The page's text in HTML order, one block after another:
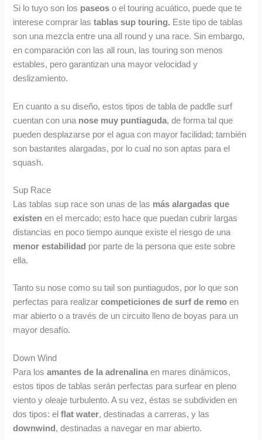
Si lo tuyo son los paseos o el touring acuático, puede que te
interese comprar lastablas sup touring. Este tipo de tablas
son una mezcla entre una all round y una race. Sin embargo,
en comparación con las all roun, las touring son menos
estables, pero garantizan una mayor velocidad y
deslizamiento.
En cuanto a su diseño, estos tipos de tabla de paddle surf
cuentan con una nose muy puntiaguda, de forma tal que
pueden desplazarse por el agua con mayor facilidad; también
son bastantes alargadas, por lo cual no son aptas para el
squash.
Sup Race
Las tablas sup race son unas de las más alargadas que
existen en el mercado; esto hace que puedan cubrir largas
distancias en poco tiempo aunque existe el riesgo de una
menor estabilidad por parte de la persona que este sobre
ella.
Tanto su nose como su tail son puntiagudos, por lo que son
perfectas para realizar competiciones de surf de remo en
mar abierto o a través de un circuito lleno de boyas para un
mayor desafío.
Down Wind
Para losamantes de la adrenalina en mares dinámicos,
estos tipos de tablas serán perfectas para surfear en pleno
viento y oleaje turbulento. A su vez, éstas se subdividen en
dos tipos: elflat water, destinadas a carreras, y las
downwind , destinadas a navegar en mar abierto.